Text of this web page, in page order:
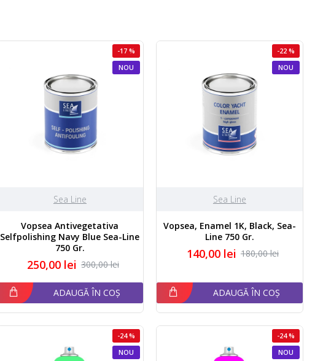
NOU
-17 %
Sea Line
Vopsea Antivegetativa
Selfpolishing Navy Blue Sea-Line
750 Gr.
250,00 lei 300,00 lei
ADAUGĂ ÎN COȘ
NOU
-22 %
Sea Line
Vopsea, Enamel 1K, Black, Sea-
Line 750 Gr.
140,00 lei 180,00 lei
ADAUGĂ ÎN COȘ
NOU
-24 %
NOU
-24 %